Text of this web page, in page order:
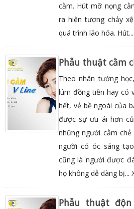
cằm. Hút mỡ nọng
ra hiện tượng chảy
quá trình lão hóa. Hút...
Phẫu thuật cằm
Theo nhân tướng
lúm đồng tiền hay có
hết, vẻ bề ngoài của
được sự ưu ái hơn
những người cằm
người có óc sáng
cũng là người được
họ không dễ dàng bị...
Phẫu thuật